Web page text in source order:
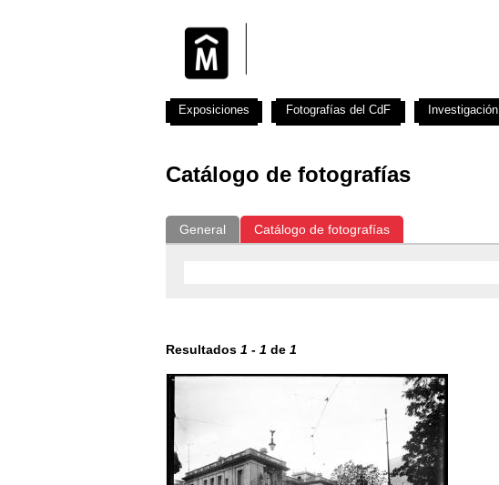
Catálogo de fotografías
General Catálogo de fotografías
Resultados 1 - 1 de 1
Exposiciones Fotografías del CdF Investigación